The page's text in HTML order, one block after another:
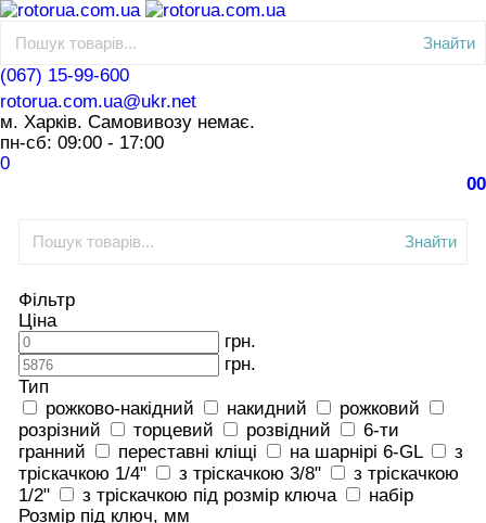
Знайти
(067) 15-99-600
rotorua.com.ua@ukr.net
м. Харків. Самовивозу немає.
пн-сб: 09:00 - 17:00
0
00
Знайти
Фільтр
Ціна
грн.
грн.
Тип
рожково-накідний
накидний
рожковий
розрізний
торцевий розвідний
6-ти
гранний
переставні кліщі на шарнірі 6-GL
з
тріскачкою 1/4"
з тріскачкою 3/8"
з тріскачкою
1/2"
з тріскачкою під розмір ключа
набір
Розмір під ключ, мм